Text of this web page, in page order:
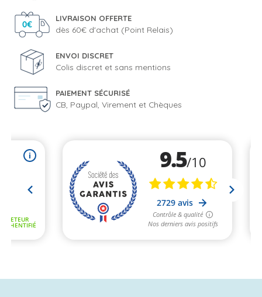
LIVRAISON OFFERTE
dès 60€ d'achat (Point Relais)
ENVOI DISCRET
Colis discret et sans mentions
PAIEMENT SÉCURISÉ
CB, Paypal, Virement et Chèques